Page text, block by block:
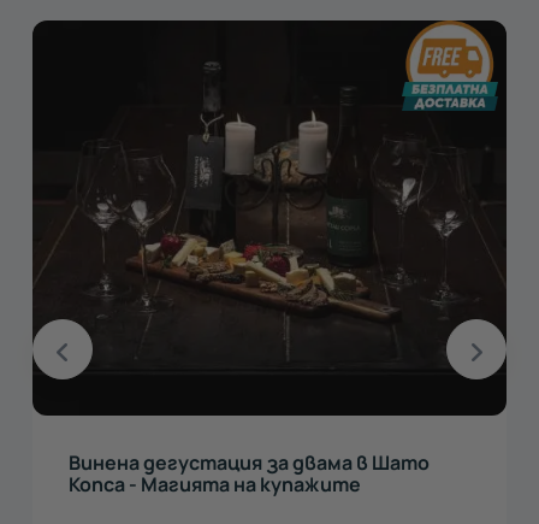
Петстепенна дегустация на ракии в
Шато Копса за двама